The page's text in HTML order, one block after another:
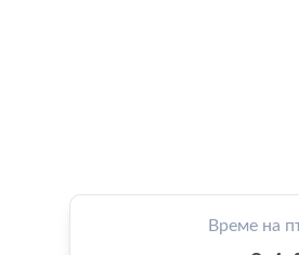
Време на